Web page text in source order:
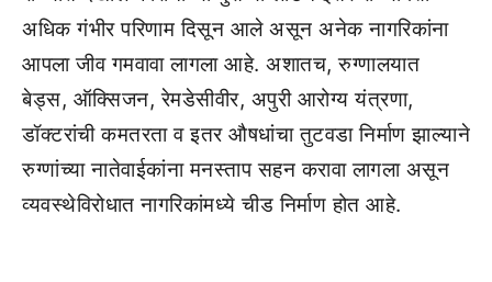
अधिक गंभीर परिणाम दिसून आले असून अनेक नागरिकांना
आपला जीव गमवावा लागला आहे. अशातच, रुग्णालयात
बेड्स, ऑक्सिजन, रेमडेसीवीर, अपुरी आरोग्य यंत्रणा,
डॉक्टरांची कमतरता व इतर औषधांचा तुटवडा निर्माण झाल्याने
रुग्णांच्या नातेवाईकांना मनस्ताप सहन करावा लागला असून
व्यवस्थेविरोधात नागरिकांमध्ये चीड निर्माण होत आहे.